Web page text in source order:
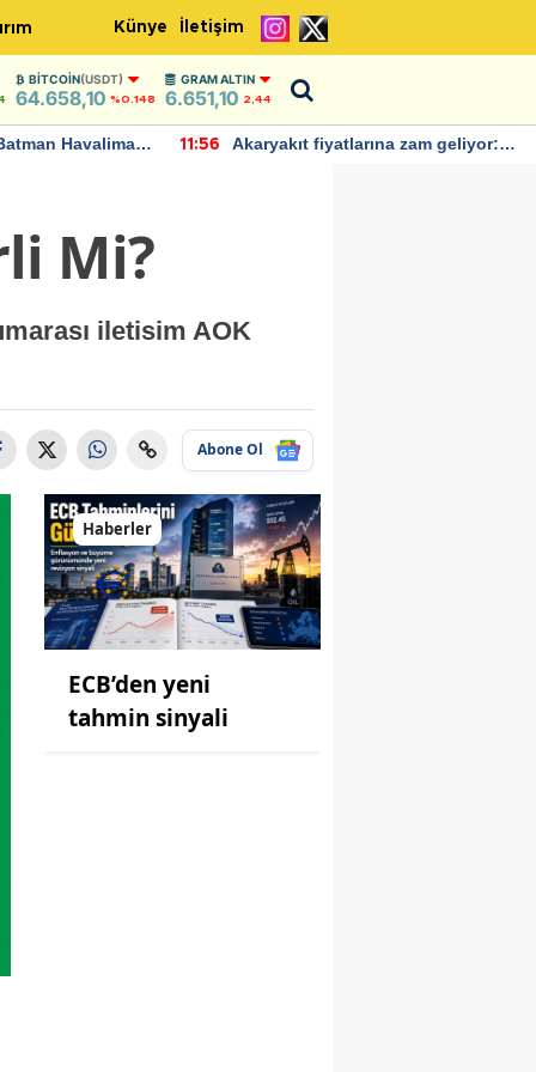
Künye İletişim
BITCOIN(USDT)
64.658,10 %0.148
GRAM ALTIN
6.651,10 2,44
Havalimanı
11:56
Akaryakıt fiyatlarına zam geliyor:
Mi?
iletisim AOK
Abone Ol
Haberler
ECB’den yeni
tahmin sinyali